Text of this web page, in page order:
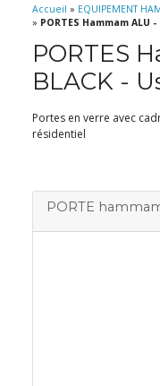
Accueil » EQUIPEMENT
» PORTES Hammam ALU
PORTES
BLACK -
Portes en verre avec
résidentiel
PORTE